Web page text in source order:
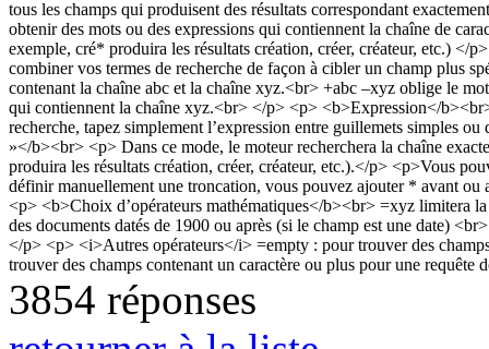
3854 réponses